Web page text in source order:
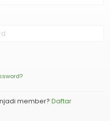
member? Daftar